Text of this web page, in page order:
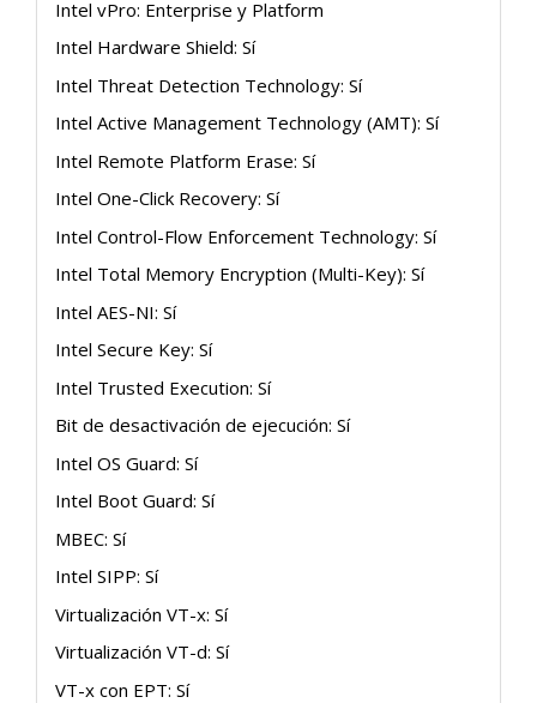
Intel vPro: Enterprise y Platform
Intel Hardware Shield: Sí
Intel Threat Detection Technology: Sí
Intel Active Management Technology (AMT): Sí
Intel Remote Platform Erase: Sí
Intel One-Click Recovery: Sí
Intel Control-Flow Enforcement Technology: Sí
Intel Total Memory Encryption (Multi-Key): Sí
Intel AES-NI: Sí
Intel Secure Key: Sí
Intel Trusted Execution: Sí
Bit de desactivación de ejecución: Sí
Intel OS Guard: Sí
Intel Boot Guard: Sí
MBEC: Sí
Intel SIPP: Sí
Virtualización VT-x: Sí
Virtualización VT-d: Sí
VT-x con EPT: Sí